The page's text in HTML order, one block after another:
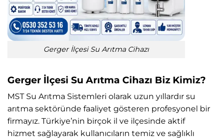
Gerger İlçesi Su Arıtma Cihazı
Gerger İlçesi Su Arıtma Cihazı Biz Kimiz?
MST Su Arıtma Sistemleri olarak uzun yıllardır su
arıtma sektöründe faaliyet gösteren profesyonel bir
firmayız. Türkiye’nin birçok il ve ilçesinde aktif
hizmet sağlayarak kullanıcıların temiz ve sağlıklı